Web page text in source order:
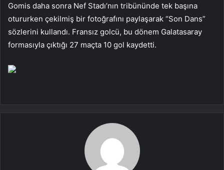
Gomis daha sonra Nef Stadı’nın tribününde tek başına
otururken çekilmiş bir fotoğrafını paylaşarak “Son Dans”
sözlerini kullandı. Fransız golcü, bu dönem Galatasaray
formasıyla çıktığı 27 maçta 10 gol kaydetti.